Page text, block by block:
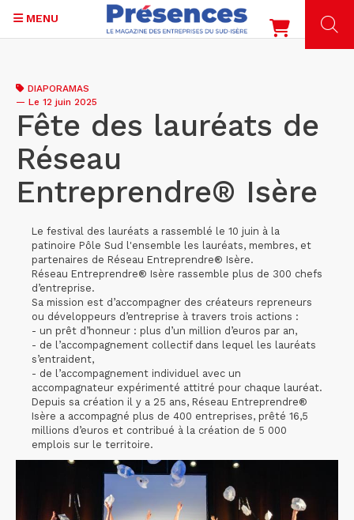
contenu
principal
MENU
DIAPORAMAS
— Le 12 juin 2025
Fête des lauréats de
Réseau
Entreprendre® Isère
Le festival des lauréats a rassemblé le 10 juin à la
patinoire Pôle Sud l'ensemble les lauréats, membres, et
partenaires de Réseau Entreprendre® Isère.
Réseau Entreprendre® Isère rassemble plus de 300 chefs
d’entreprise.
Sa mission est d’accompagner des créateurs repreneurs
ou développeurs d’entreprise à travers trois actions :
- un prêt d’honneur : plus d’un million d’euros par an,
- de l’accompagnement collectif dans lequel les lauréats
s’entraident,
- de l’accompagnement individuel avec un
accompagnateur expérimenté attitré pour chaque lauréat.
Depuis sa création il y a 25 ans, Réseau Entreprendre®
Isère a accompagné plus de 400 entreprises, prêté 16,5
millions d’euros et contribué à la création de 5 000
emplois sur le territoire.